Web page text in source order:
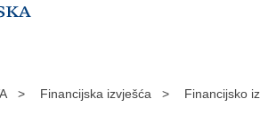
> Financijska izvješća > Financijsko